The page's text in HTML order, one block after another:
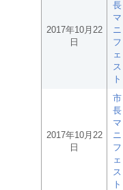
2017年10月22
日
長
マ
ニ
フ
ェ
ス
ト
2017年10月22
日
市
長
マ
ニ
フ
ェ
ス
ト